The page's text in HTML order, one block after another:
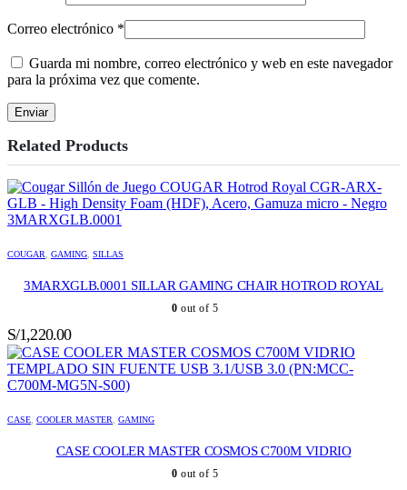
Correo electrónico *
Guarda mi nombre, correo electrónico y web en este navegador
para la próxima vez que comente.
Related Products
COUGAR, GAMING, SILLAS
3MARXGLB.0001 SILLAR GAMING CHAIR HOTROD ROYAL
0 out of 5
S/1,220.00
CASE, COOLER MASTER, GAMING
CASE COOLER MASTER COSMOS C700M VIDRIO
0 out of 5